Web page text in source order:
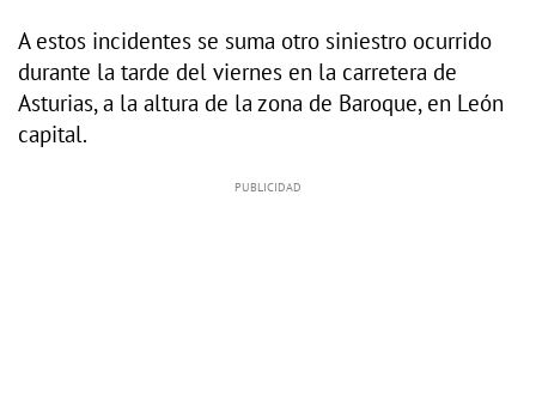
A estos incidentes se suma otro siniestro ocurrido
durante la tarde del viernes en la carretera de
Asturias, a la altura de la zona de Baroque, en León
capital.